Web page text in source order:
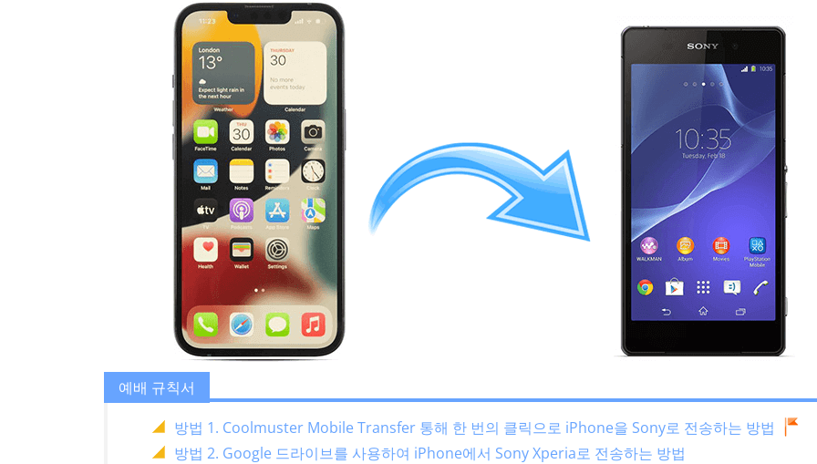
예배 규칙서
방법 1. Coolmuster Mobile Transfer 통해 한 번의 클릭으로 iPhone을 Sony로 전송하는 방법
방법 2. Google 드라이브를 사용하여 iPhone에서 Sony Xperia로 전송하는 방법